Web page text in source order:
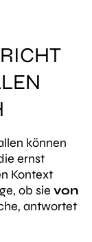
können
ernst
Kontext
ob sie von
antwortet